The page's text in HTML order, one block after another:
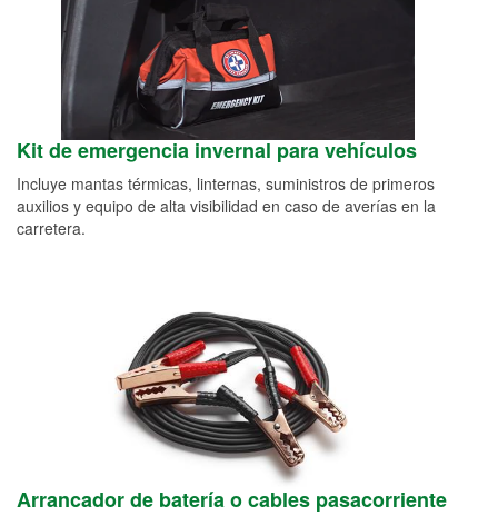
Kit de emergencia invernal para vehículos
Incluye mantas térmicas, linternas, suministros de primeros
auxilios y equipo de alta visibilidad en caso de averías en la
carretera.
Arrancador de batería o cables pasacorriente